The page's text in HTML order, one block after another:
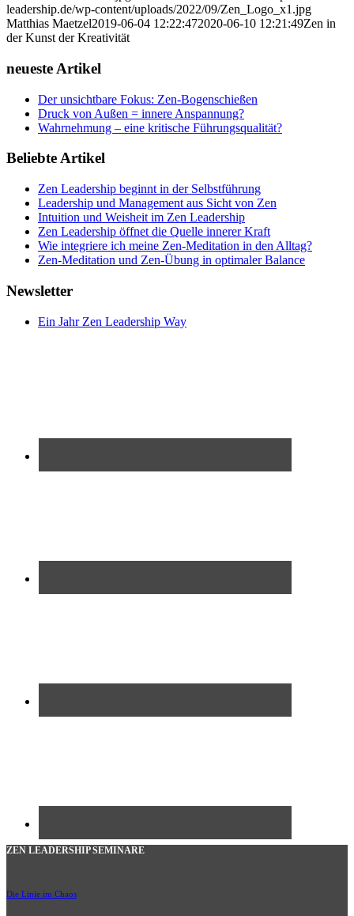
leadership.de/wp-content/uploads/2022/09/Zen_Logo_x1.jpg
Matthias Maetzel2019-06-04 12:22:472020-06-10 12:21:49Zen in
der Kunst der Kreativität
neueste Artikel
Der unsichtbare Fokus: Zen-Bogenschießen
Druck von Außen = innere Anspannung?
Wahrnehmung – eine kritische Führungsqualität?
Beliebte Artikel
Zen Leadership beginnt in der Selbstführung
Leadership und Management aus Sicht von Zen
Intuition und Weisheit im Zen Leadership
Zen Leadership öffnet die Quelle innerer Kraft
Wie integriere ich meine Zen-Meditation in den Alltag?
Zen-Meditation und Zen-Übung in optimaler Balance
Newsletter
Ein Jahr Zen Leadership Way
ZEN LEADERSHIP SEMINARE
Die Linie im Chaos